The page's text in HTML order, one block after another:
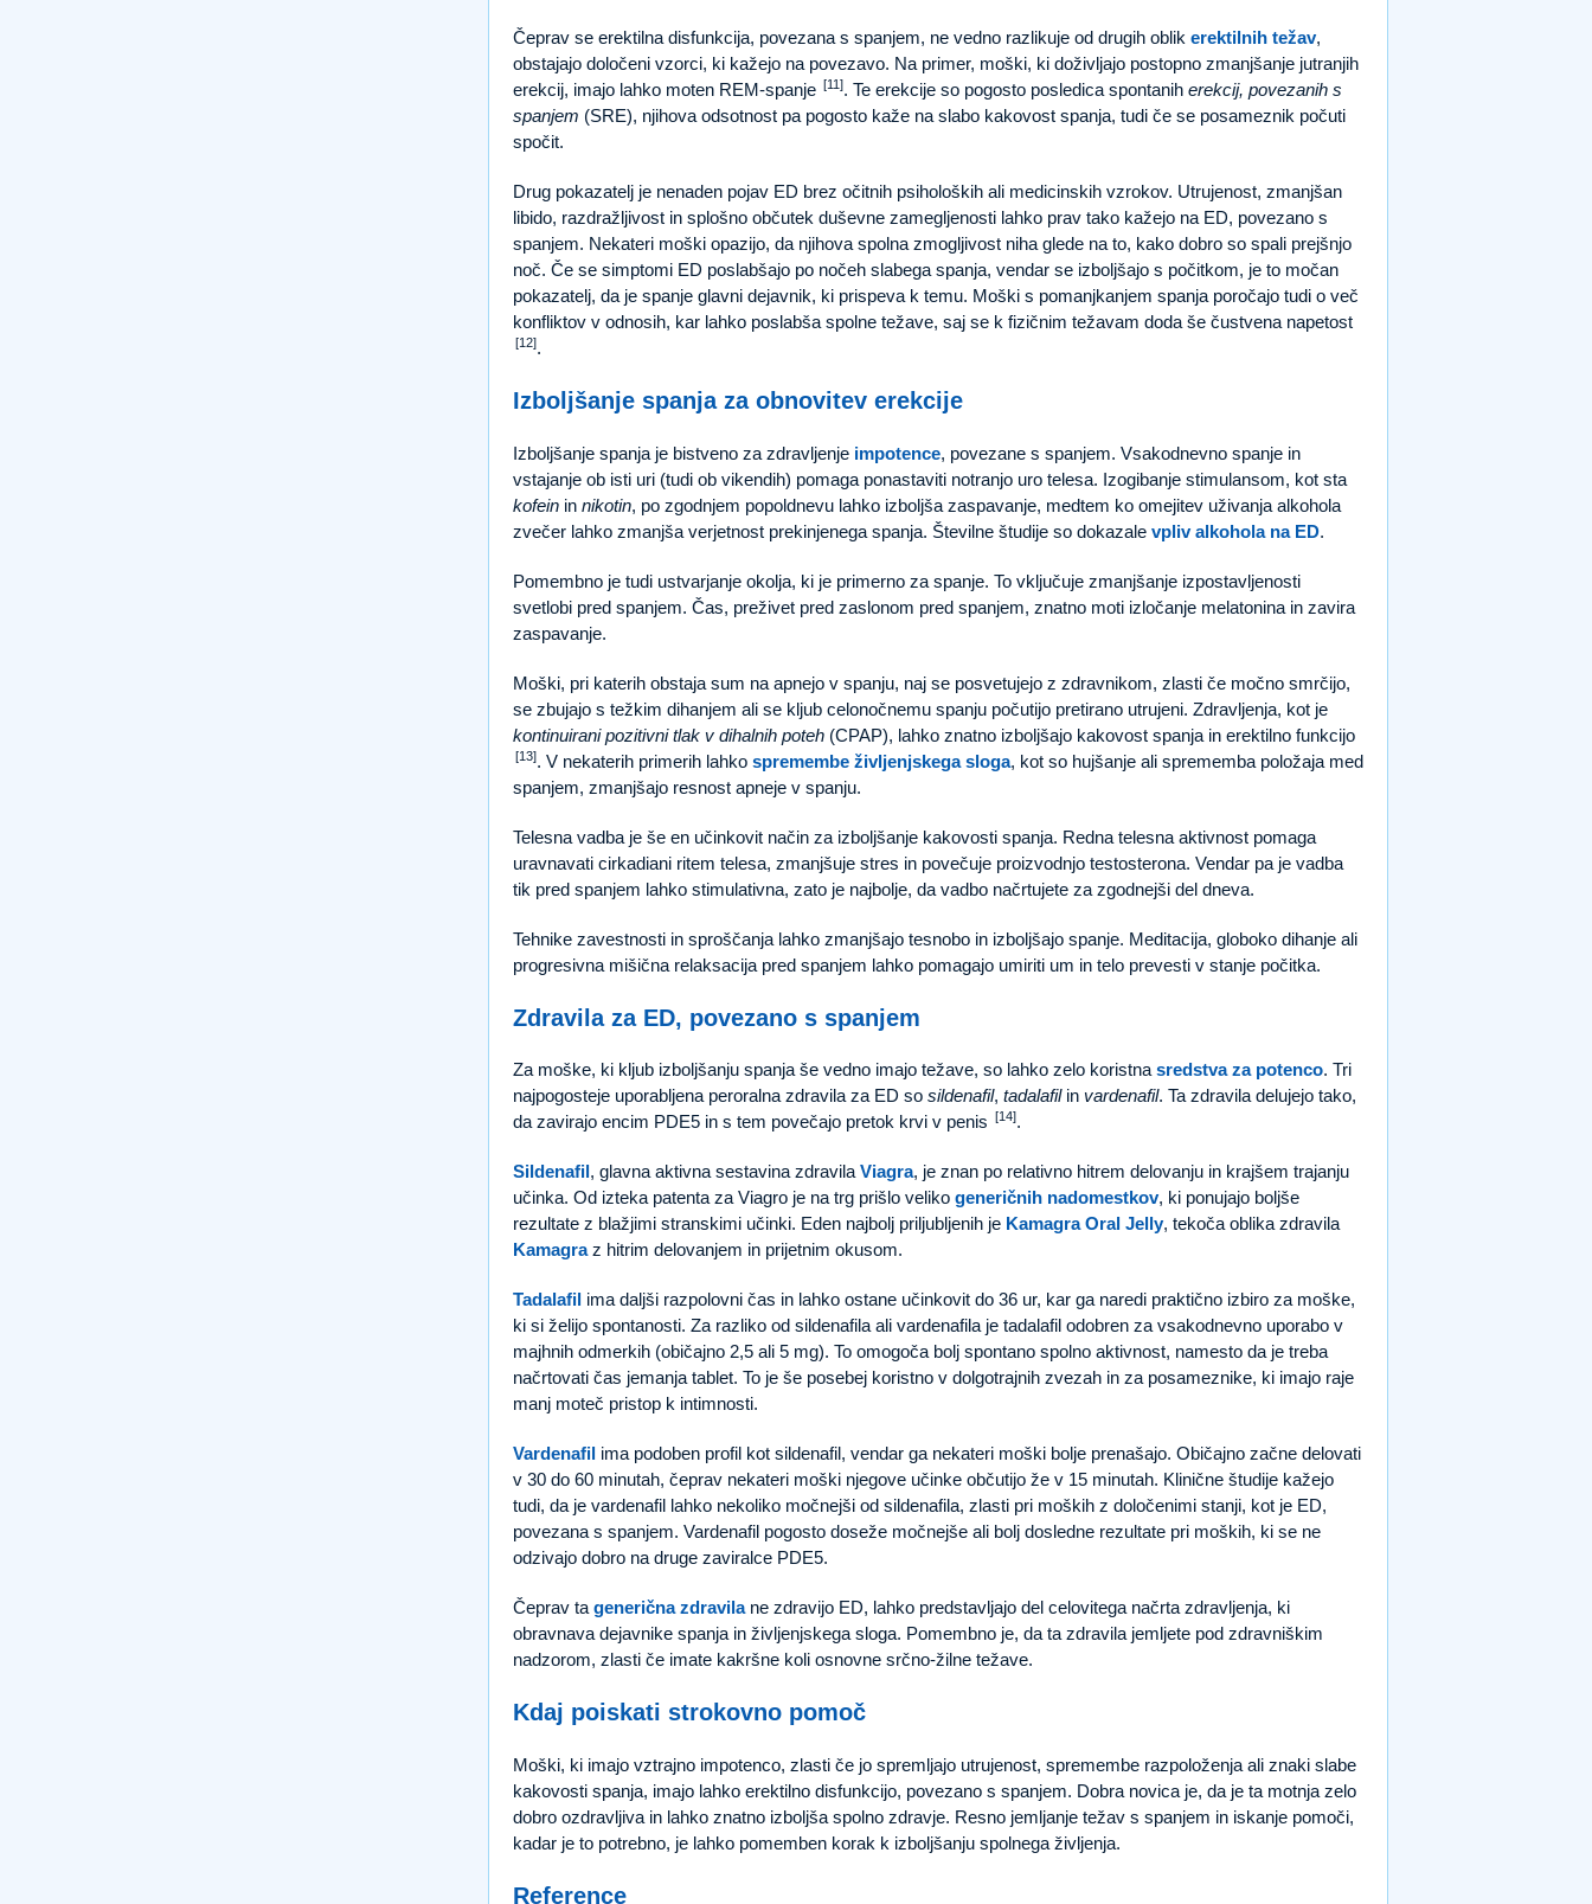
Čeprav se erektilna disfunkcija, povezana s spanjem, ne vedno razlikuje od drugih oblik erektilnih težav,
obstajajo določeni vzorci, ki kažejo na povezavo. Na primer, moški, ki doživljajo postopno zmanjšanje jutranjih
erekcij, imajo lahko moten REM-spanje [11]. Te erekcije so pogosto posledica spontanih erekcij, povezanih s
spanjem (SRE), njihova odsotnost pa pogosto kaže na slabo kakovost spanja, tudi če se posameznik počuti
spočit.
Drug pokazatelj je nenaden pojav ED brez očitnih psiholoških ali medicinskih vzrokov. Utrujenost, zmanjšan
libido, razdražljivost in splošno občutek duševne zamegljenosti lahko prav tako kažejo na ED, povezano s
spanjem. Nekateri moški opazijo, da njihova spolna zmogljivost niha glede na to, kako dobro so spali prejšnjo
noč. Če se simptomi ED poslabšajo po nočeh slabega spanja, vendar se izboljšajo s počitkom, je to močan
pokazatelj, da je spanje glavni dejavnik, ki prispeva k temu. Moški s pomanjkanjem spanja poročajo tudi o več
konfliktov v odnosih, kar lahko poslabša spolne težave, saj se k fizičnim težavam doda še čustvena napetost
[12].
Izboljšanje spanja za obnovitev erekcije
Izboljšanje spanja je bistveno za zdravljenje impotence, povezane s spanjem. Vsakodnevno spanje in
vstajanje ob isti uri (tudi ob vikendih) pomaga ponastaviti notranjo uro telesa. Izogibanje stimulansom, kot sta
kofein in nikotin, po zgodnjem popoldnevu lahko izboljša zaspavanje, medtem ko omejitev uživanja alkohola
zvečer lahko zmanjša verjetnost prekinjenega spanja. Številne študije so dokazale vpliv alkohola na ED.
Pomembno je tudi ustvarjanje okolja, ki je primerno za spanje. To vključuje zmanjšanje izpostavljenosti
svetlobi pred spanjem. Čas, preživet pred zaslonom pred spanjem, znatno moti izločanje melatonina in zavira
zaspavanje.
Moški, pri katerih obstaja sum na apnejo v spanju, naj se posvetujejo z zdravnikom, zlasti če močno smrčijo,
se zbujajo s težkim dihanjem ali se kljub celonočnemu spanju počutijo pretirano utrujeni. Zdravljenja, kot je
kontinuirani pozitivni tlak v dihalnih poteh (CPAP), lahko znatno izboljšajo kakovost spanja in erektilno funkcijo
[13]. V nekaterih primerih lahko spremembe življenjskega sloga, kot so hujšanje ali sprememba položaja med
spanjem, zmanjšajo resnost apneje v spanju.
Telesna vadba je še en učinkovit način za izboljšanje kakovosti spanja. Redna telesna aktivnost pomaga
uravnavati cirkadiani ritem telesa, zmanjšuje stres in povečuje proizvodnjo testosterona. Vendar pa je vadba
tik pred spanjem lahko stimulativna, zato je najbolje, da vadbo načrtujete za zgodnejši del dneva.
Tehnike zavestnosti in sproščanja lahko zmanjšajo tesnobo in izboljšajo spanje. Meditacija, globoko dihanje ali
progresivna mišična relaksacija pred spanjem lahko pomagajo umiriti um in telo prevesti v stanje počitka.
Zdravila za ED, povezano s spanjem
Za moške, ki kljub izboljšanju spanja še vedno imajo težave, so lahko zelo koristna sredstva za potenco. Tri
najpogosteje uporabljena peroralna zdravila za ED so sildenafil, tadalafilin vardenafil. Ta zdravila delujejo tako,
da zavirajo encim PDE5 in s tem povečajo pretok krvi v penis [14].
Sildenafil, glavna aktivna sestavina zdravila Viagra, je znan po relativno hitrem delovanju in krajšem trajanju
učinka. Od izteka patenta za Viagro je na trg prišlo veliko generičnih nadomestkov, ki ponujajo boljše
rezultate z blažjimi stranskimi učinki. Eden najbolj priljubljenih je Kamagra Oral Jelly, tekoča oblika zdravila
Kamagraz hitrim delovanjem in prijetnim okusom.
Tadalafil ima daljši razpolovni čas in lahko ostane učinkovit do 36 ur, kar ga naredi praktično izbiro za moške,
ki si želijo spontanosti. Za razliko od sildenafila ali vardenafila je tadalafil odobren za vsakodnevno uporabo v
majhnih odmerkih (običajno 2,5 ali 5 mg). To omogoča bolj spontano spolno aktivnost, namesto da je treba
načrtovati čas jemanja tablet. To je še posebej koristno v dolgotrajnih zvezah in za posameznike, ki imajo raje
manj moteč pristop k intimnosti.
Vardenafil ima podoben profil kot sildenafil, vendar ga nekateri moški bolje prenašajo. Običajno začne delovati
v 30 do 60 minutah, čeprav nekateri moški njegove učinke občutijo že v 15 minutah. Klinične študije kažejo
tudi, da je vardenafil lahko nekoliko močnejši od sildenafila, zlasti pri moških z določenimi stanji, kot je ED,
povezana s spanjem. Vardenafil pogosto doseže močnejše ali bolj dosledne rezultate pri moških, ki se ne
odzivajo dobro na druge zaviralce PDE5.
Čeprav ta generična zdravilane zdravijo ED, lahko predstavljajo del celovitega načrta zdravljenja, ki
obravnava dejavnike spanja in življenjskega sloga. Pomembno je, da ta zdravila jemljete pod zdravniškim
nadzorom, zlasti če imate kakršne koli osnovne srčno-žilne težave.
Kdaj poiskati strokovno pomoč
Moški, ki imajo vztrajno impotenco, zlasti če jo spremljajo utrujenost, spremembe razpoloženja ali znaki slabe
kakovosti spanja, imajo lahko erektilno disfunkcijo, povezano s spanjem. Dobra novica je, da je ta motnja zelo
dobro ozdravljiva in lahko znatno izboljša spolno zdravje. Resno jemljanje težav s spanjem in iskanje pomoči,
kadar je to potrebno, je lahko pomemben korak k izboljšanju spolnega življenja.
Reference